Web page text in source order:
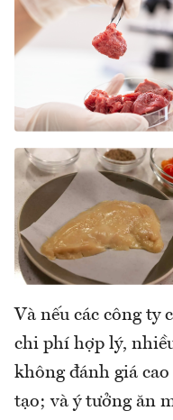
Và nếu các công ty
chi phí hợp lý,
không đánh giá
tạo; và ý tưởng ăn